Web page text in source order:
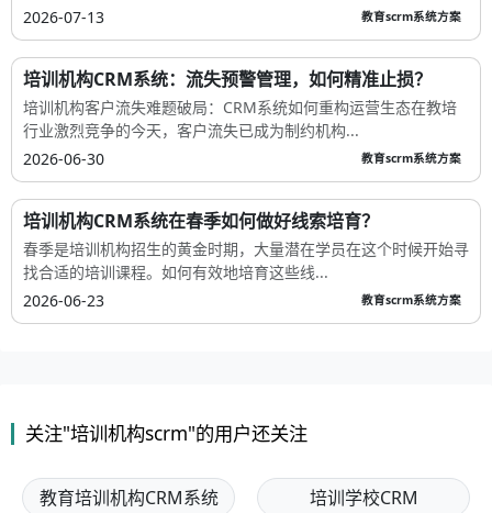
2026-07-13
教育scrm系统方案
培训机构CRM系统：流失预警管理，如何精准止损？
培训机构客户流失难题破局：CRM系统如何重构运营生态在教培
行业激烈竞争的今天，客户流失已成为制约机构...
2026-06-30
教育scrm系统方案
培训机构CRM系统在春季如何做好线索培育？
春季是培训机构招生的黄金时期，大量潜在学员在这个时候开始寻
找合适的培训课程。如何有效地培育这些线...
2026-06-23
教育scrm系统方案
关注"培训机构scrm"的用户还关注
教育培训机构CRM系统 培训学校CRM